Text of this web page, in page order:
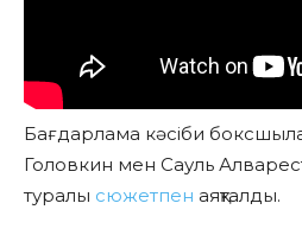
Бағдарлама кәсіби
Головкин мен Сауль
туралы сюжетпен аяқталды.